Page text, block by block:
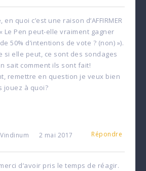
quoi c’est une raison d’AFFIRMER
Le Pen peut-elle vraiment gagner
50% d’intentions de vote ? (non) »).
si elle peut, ce sont des sondages
sait comment ils sont fait!
remettre en question je veux bien
jouez à quoi?
Vindinum 2 mai 2017 Répondre
d’avoir pris le temps de réagir.